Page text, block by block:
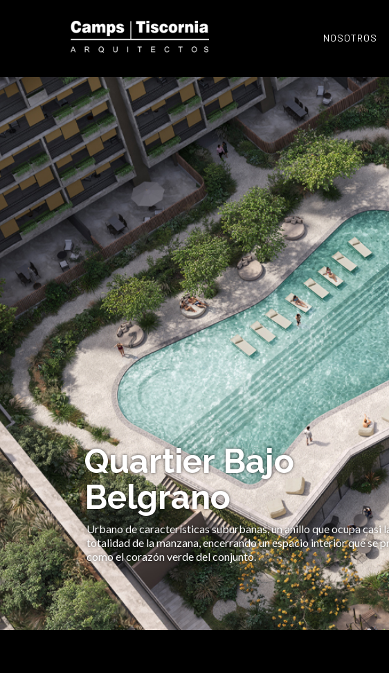
Quartier Bajo
Belgrano
Urbano de características suburbanas, un anillo que ocupa casi
totalidad de la manzana, encerrando un espacio interior que se
como el corazón verde del conjunto.
NOSOTROS